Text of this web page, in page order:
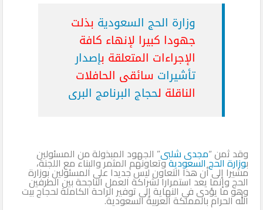
وزارة الحج السعودية بذلت
جهودا كبيرا لإنهاء كافة
الإجراءات المتعلقة بإصدار
تأشيرات سائقى الحافلات
الناقلة لحجاج البرنامج البرى
وقد ثمن “مجدى شلبى” الجهود المبذولة من المسئولين
بوزارة الحج السعوديةوتعاونهم المثمر والبناء مع اللجنة،
مشيرا إلى أن هذا التعاون ليس جديدا على المسئولين بوزارة
الحج وإنما يعد استمرارا لشراكة العمل الناجحة بين الطرفين
وهو ما يؤدى في النهاية إلى توفير الراحة الكاملة لحجاج بيت
الله الحرام بالمملكة العربية السعودية.